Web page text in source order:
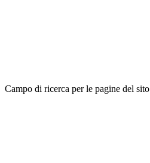
Campo di ricerca per le pagine del sito